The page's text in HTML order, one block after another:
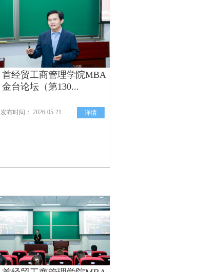
首经贸工商管理学院MBA
金台论坛（第130...
发布时间： 2026-05-21 详情